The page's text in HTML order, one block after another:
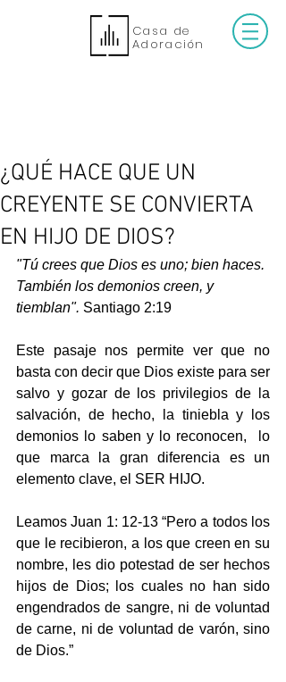
Casa de
Adoración
¿QUÉ HACE QUE UN
CREYENTE SE CONVIERTA
EN HIJO DE DIOS?
"Tú crees que Dios es uno; bien haces.
También los demonios creen, y
tiemblan". Santiago 2:19
Este pasaje nos permite ver que no
basta con decir que Dios existe para ser
salvo y gozar de los privilegios de la
salvación, de hecho, la tiniebla y los
demonios lo saben y lo reconocen,  lo
que marca la gran diferencia es un
elemento clave, el SER HIJO.
Leamos Juan 1: 12-13 “Pero a todos los
que le recibieron, a los que creen en su
nombre, les dio potestad de ser hechos
hijos de Dios; los cuales no han sido
engendrados de sangre, ni de voluntad
de carne, ni de voluntad de varón, sino
de Dios.”